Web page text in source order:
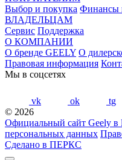
Выбор и покупка Финансы
ВЛАДЕЛЬЦАМ
Сервис Поддержка
О КОМПАНИИ
О бренде GEELY О
Правовая информация
Мы в соцсетях
vk ok
tg
© 2026
Официальный сайт Geely в
персональных данных
Сделано в ПЕРКС